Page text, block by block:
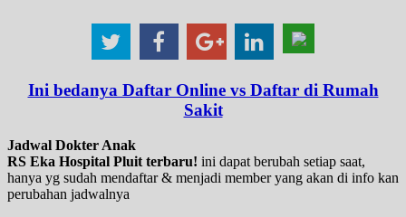
Ini bedanya Daftar Online vs Daftar di Rumah
Sakit
Jadwal Dokter Anak
RS Eka Hospital Pluit terbaru! ini dapat berubah setiap saat,
hanya yg sudah mendaftar & menjadi member yang akan di info kan
perubahan jadwalnya